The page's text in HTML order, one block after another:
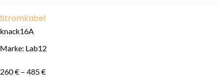
Stromkabel
knack16A
Marke: Lab12
260€ – 485€